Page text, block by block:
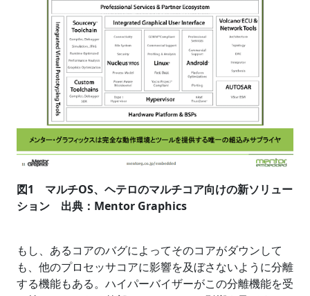
図1 マルチOS、ヘテロのマルチコア向けの新ソリュー
ション 出典：Mentor Graphics
もし、あるコアのバグによってそのコアがダウンして
も、他のプロセッサコアに影響を及ぼさないように分離
する機能もある。ハイパーバイザーがこの分離機能を受